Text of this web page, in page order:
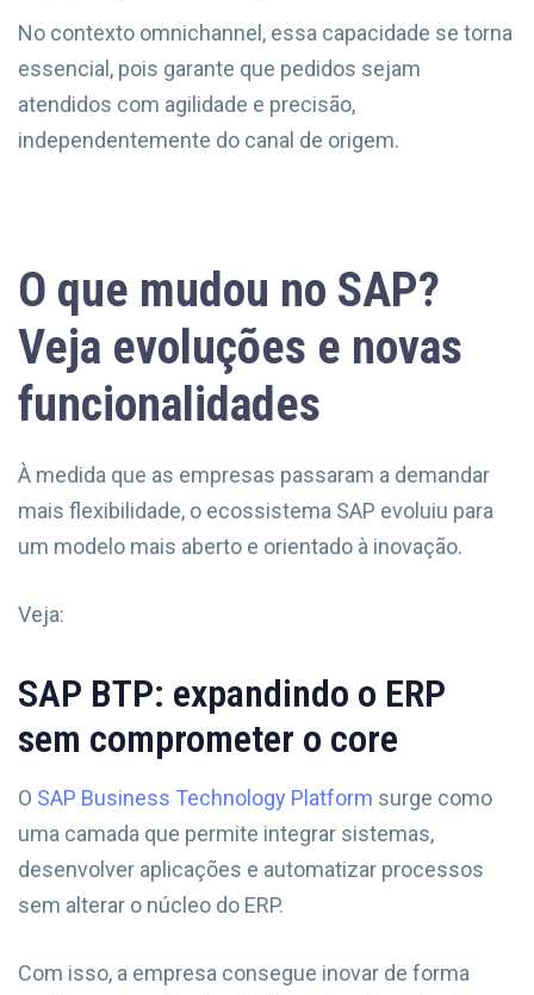
No contexto omnichannel, essa capacidade se torna
essencial, pois garante que pedidos sejam
atendidos com agilidade e precisão,
independentemente do canal de origem.
O que mudou no SAP?
Veja evoluções e novas
funcionalidades
À medida que as empresas passaram a demandar
mais flexibilidade, o ecossistema SAP evoluiu para
um modelo mais aberto e orientado à inovação.
Veja:
SAP BTP: expandindo o ERP
sem comprometer o core
O SAP Business Technology Platform surge como
uma camada que permite integrar sistemas,
desenvolver aplicações e automatizar processos
sem alterar o núcleo do ERP.
Com isso, a empresa consegue inovar de forma